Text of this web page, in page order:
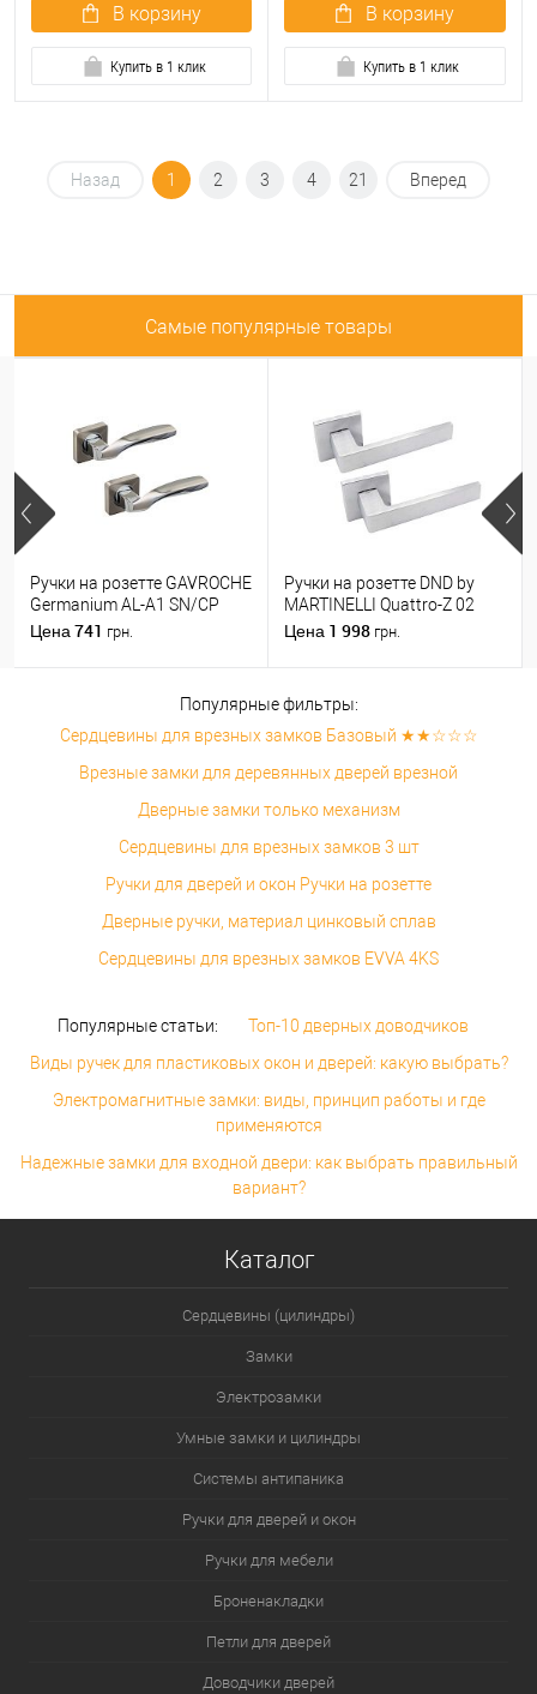
В корзину
Купить в 1 клик
В корзину
Купить в 1 клик
Назад 1 2 3 4 21 Вперед
Самые популярные товары
Ручки на розетте GAVROCHE
Germanium AL-A1 SN/CP
никель/хром
Цена 741 грн.
Ручки на розетте DND by
MARTINELLI Quattro-Z 02
ZCS матовый хром
Цена 1 998 грн.
Популярные фильтры:
Сердцевины для врезных замков Базовый ★★☆☆☆
Врезные замки для деревянных дверей врезной
Дверные замки только механизм
Сердцевины для врезных замков 3 шт
Ручки для дверей и окон Ручки на розетте
Дверные ручки, материал цинковый сплав
Сердцевины для врезных замков EVVA 4KS
Популярные статьи:
Топ-10 дверных доводчиков
Виды ручек для пластиковых окон и дверей: какую выбрать?
Электромагнитные замки: виды, принцип работы и где
применяются
Надежные замки для входной двери: как выбрать правильный
вариант?
Каталог
Сердцевины (цилиндры)
Замки
Электрозамки
Умные замки и цилиндры
Системы антипаника
Ручки для дверей и окон
Ручки для мебели
Броненакладки
Петли для дверей
Доводчики дверей